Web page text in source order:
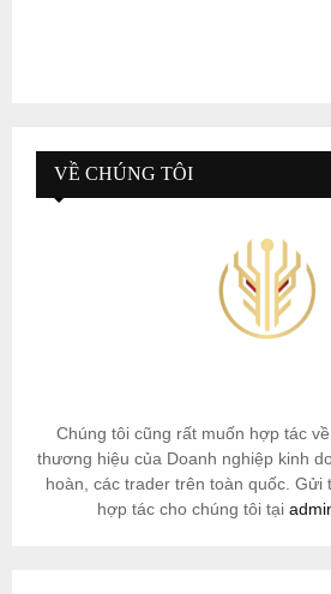
VỀ CHÚNG TÔI
Chúng tôi cũng rất muốn hợp tác
thương hiệu của Doanh nghiệp kinh
hoàn, các trader trên toàn quốc. Gửi
hợp tác cho chúng tôi tại